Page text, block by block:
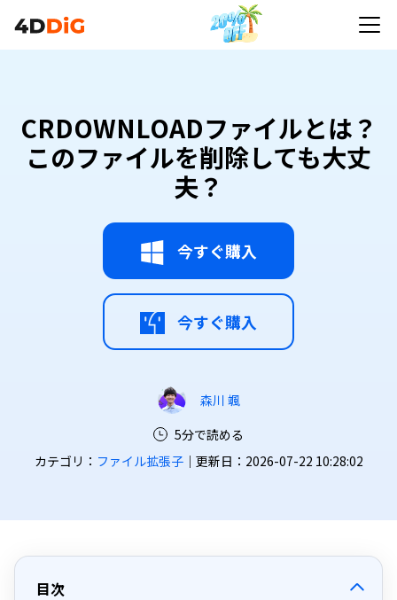
しても大丈夫？
CRDOWNLOADファイルとは？
このファイルを削除しても大丈
夫？
今すぐ購入
今すぐ購入
森川 颯
5分で読める
カテゴリ： ファイル拡張子｜更新日：2026-07-22 10:28:02
目次